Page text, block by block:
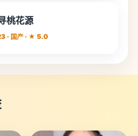
桃花源
· 国产 · ★ 5.0